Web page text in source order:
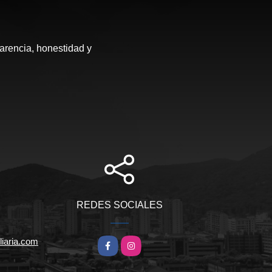
honestidad y
REDES SOCIALES
FacebookInstagram